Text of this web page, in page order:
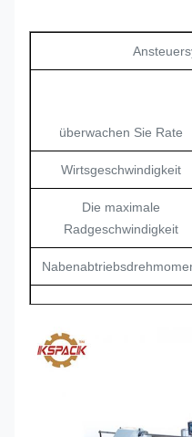
überwachen Sie Rate
Wirtsgeschwindigkeit
Die maximale
Radgeschwindigkeit
Reduzierermodelle